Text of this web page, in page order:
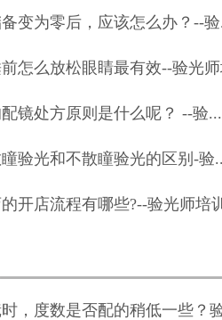
变为零后，应该怎么办？--
怎么放松眼睛最有效--验光师
镜处方原则是什么呢？ --验...
验光和不散瞳验光的区别-验
开店流程有哪些?--验光师培训
，度数是否配的稍低一些？